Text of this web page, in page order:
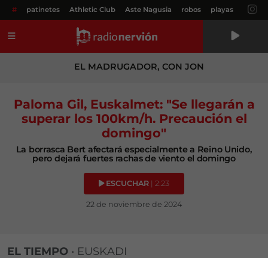
# patinetes Athletic Club Aste Nagusia robos playas
EL MADRUGADOR, CON JON
Paloma Gil, Euskalmet: "Se llegarán a
superar los 100km/h. Precaución el
domingo"
La borrasca Bert afectará especialmente a Reino Unido,
pero dejará fuertes rachas de viento el domingo
ESCUCHAR | 2:23
22 de noviembre de 2024
EL TIEMPO • EUSKADI